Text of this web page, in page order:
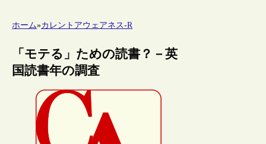
ホーム»カレントアウェアネス-R
「モテる」ための読書？－英
国読書年の調査